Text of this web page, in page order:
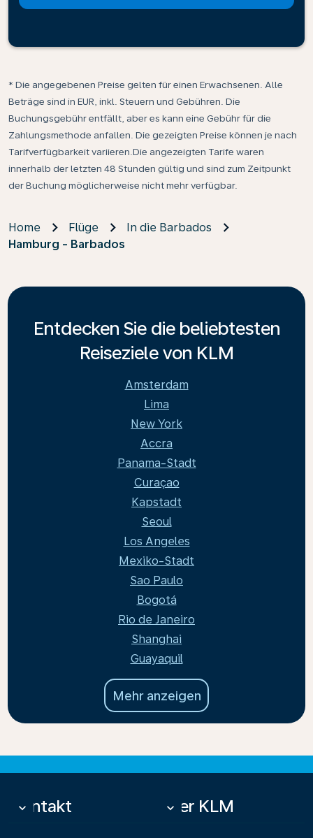
* Die angegebenen Preise gelten für einen Erwachsenen. Alle
Beträge sind in EUR, inkl. Steuern und Gebühren. Die
Buchungsgebühr entfällt, aber es kann eine Gebühr für die
Zahlungsmethode anfallen. Die gezeigten Preise können je nach
Tarifverfügbarkeit variieren.Die angezeigten Tarife waren
innerhalb der letzten 48 Stunden gültig und sind zum Zeitpunkt
der Buchung möglicherweise nicht mehr verfügbar.
Home Flüge
In die Barbados
Hamburg - Barbados
Entdecken Sie die beliebtesten
Reiseziele von KLM
Amsterdam
Lima
New York
Accra
Panama-Stadt
Curaçao
Kapstadt
Seoul
Los Angeles
Mexiko-Stadt
Sao Paulo
Bogotá
Rio de Janeiro
Shanghai
Guayaquil
Mehr anzeigen
Kontakt
keyboard_arrow_down Über KLM
keyboard_arrow_down